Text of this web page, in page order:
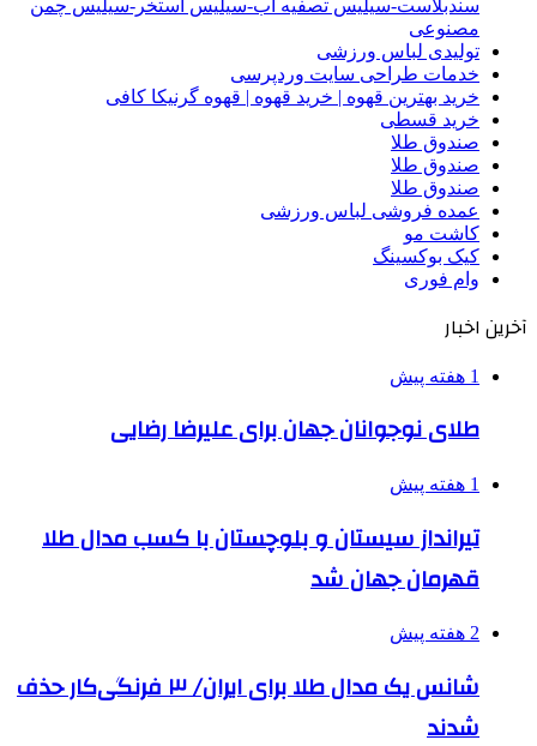
سندبلاست-سیلیس تصفیه آب-سیلیس استخر-سیلیس چمن
مصنوعی
تولیدی لباس ورزشی
خدمات طراحی سایت وردپرسی
خرید بهترین قهوه | خرید قهوه | قهوه گرنیکا کافی
خرید قسطی
صندوق طلا
صندوق طلا
صندوق طلا
عمده فروشی لباس ورزشی
کاشت مو
کیک بوکسینگ
وام فوری
آخرین اخبار
1 هفته پیش
طلای نوجوانان جهان برای علیرضا رضایی
1 هفته پیش
تیرانداز سیستان و بلوچستان با کسب مدال طلا
قهرمان جهان شد
2 هفته پیش
شانس یک مدال طلا برای ایران/ ۳ فرنگی‌کار حذف
شدند